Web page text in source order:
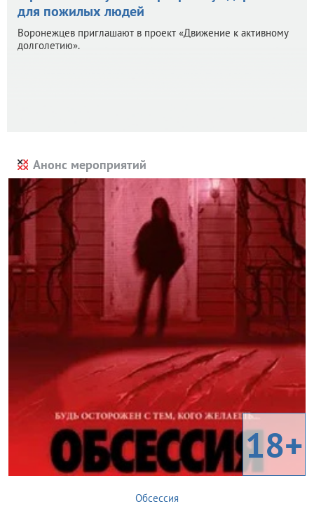
для пожилых людей
Воронежцев приглашают в проект «Движение к активному
долголетию».
Анонс мероприятий
18+
Обсессия